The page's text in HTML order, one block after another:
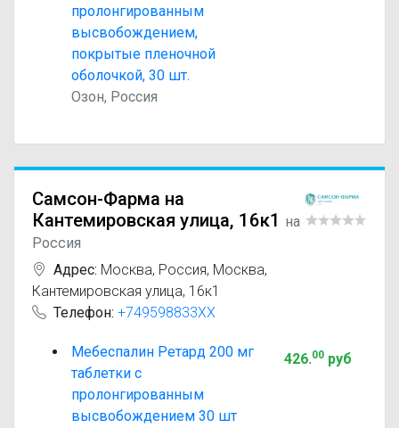
пролонгированным
высвобождением,
покрытые пленочной
оболочкой, 30 шт.
Озон, Россия
Самсон-Фарма на
Кантемировская улица, 16к1 на
Россия
Адрес: Москва, Россия, Москва,
Кантемировская улица, 16к1
Телефон: +749598833XX
Мебеспалин Ретард 200 мг
таблетки с
пролонгированным
высвобождением 30 шт
426.00руб